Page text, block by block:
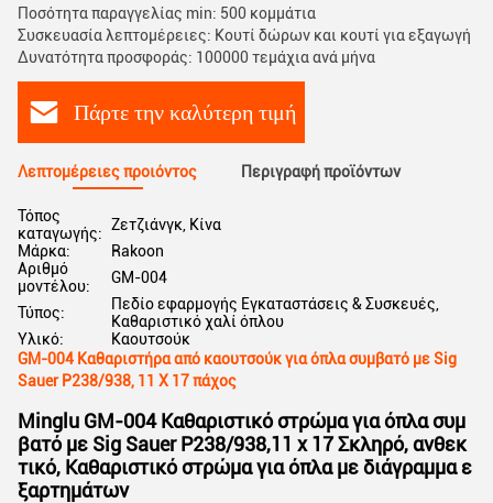
Ποσότητα παραγγελίας min: 500 κομμάτια
Συσκευασία λεπτομέρειες: Κουτί δώρων και κουτί για εξαγωγή
Δυνατότητα προσφοράς: 100000 τεμάχια ανά μήνα
Πάρτε την καλύτερη τιμή
Λεπτομέρειες προιόντος Περιγραφή προϊόντων
Τόπος
καταγωγής: Ζετζιάνγκ, Κίνα
Μάρκα:
Rakoon
Αριθμό
μοντέλου:
GM-004
Τύπος:
Πεδίο εφαρμογής Εγκαταστάσεις & Συσκευές,
Καθαριστικό χαλί όπλου
Υλικό:
Καουτσούκ
GM-004 Καθαριστήρα από καουτσούκ για όπλα συμβατό με Sig
Sauer P238/938, 11 X 17 πάχος
Minglu GM-004 Καθαριστικό στρώμα για όπλα συμ
βατό με Sig Sauer P238/938,11 x 17 Σκληρό, ανθεκ
τικό, Καθαριστικό στρώμα για όπλα με διάγραμμα ε
ξαρτημάτων